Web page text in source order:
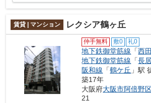
賃貸 | マンション レクシア鶴ヶ丘
仲手無料 敷0 礼0
地下鉄御堂筋線 「西
地下鉄御堂筋線 「長
阪和線 「鶴ケ丘 」駅
築17年
大阪府大阪市阿倍野
21